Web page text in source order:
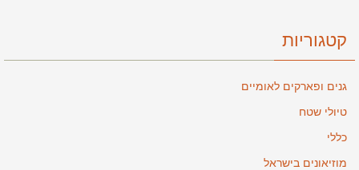
קטגוריות
גנים ופארקים לאומיים
טיולי שטח
כללי
מוזיאונים בישראל